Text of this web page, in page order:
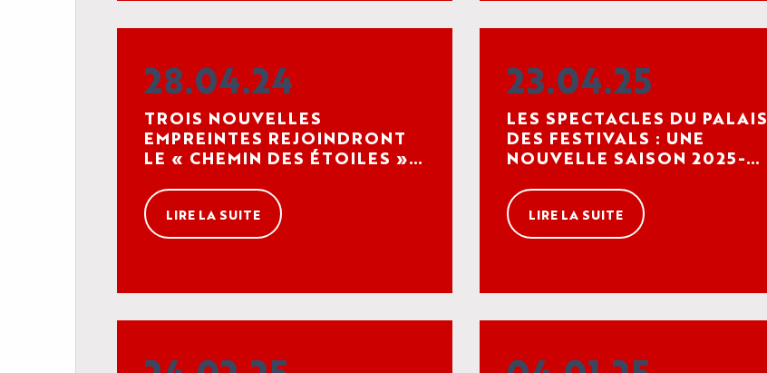
28.04.24
TROIS NOUVELLES
EMPREINTES REJOINDRONT
LE « CHEMIN DES ÉTOILES »
SAISON DE CANNESERIES
LIRE LA SUITE
23.04.25
LES SPECTACLES DU PALAIS
DES FESTIVALS : UNE
NOUVELLE SAISON 2025-
LIRE LA SUITE